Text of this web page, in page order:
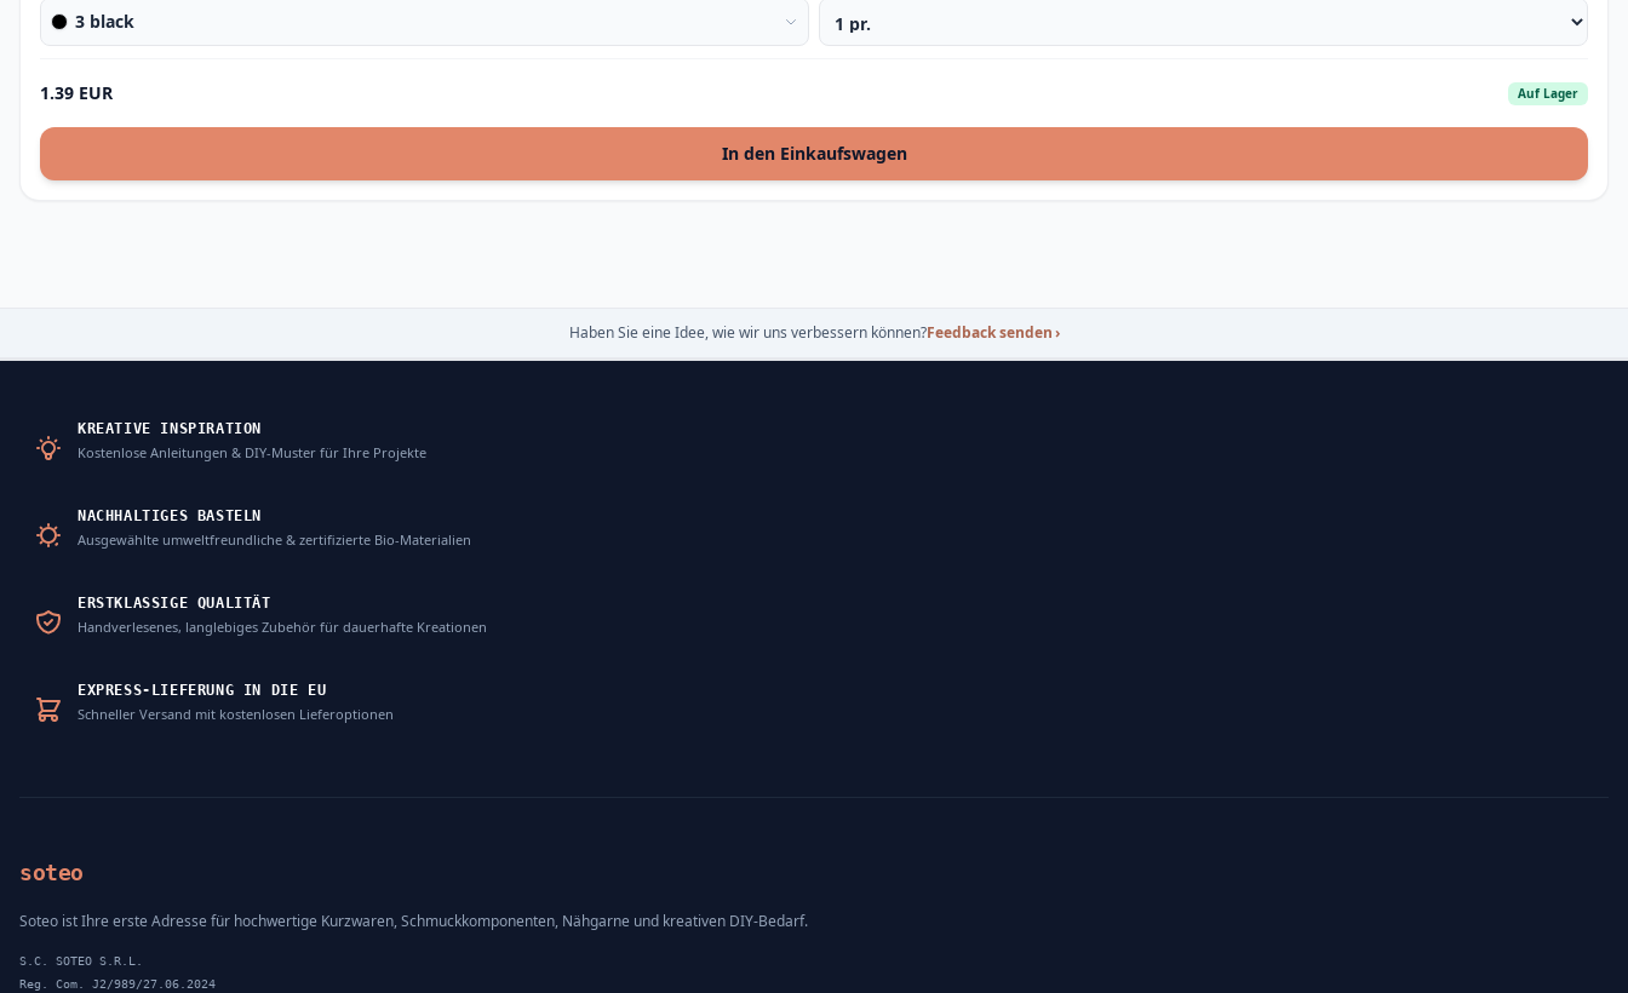
3 black
1.39 EUR Auf Lager
In den Einkaufswagen
Haben Sie eine Idee, wie wir uns verbessern können?Feedback senden›
KREATIVE INSPIRATION
Kostenlose Anleitungen & DIY-Muster für Ihre Projekte
NACHHALTIGES BASTELN
Ausgewählte umweltfreundliche & zertifizierte Bio-Materialien
ERSTKLASSIGE QUALITÄT
Handverlesenes, langlebiges Zubehör für dauerhafte Kreationen
EXPRESS-LIEFERUNG IN DIE EU
Schneller Versand mit kostenlosen Lieferoptionen
soteo
Soteo ist Ihre erste Adresse für hochwertige Kurzwaren, Schmuckkomponenten, Nähgarne und kreativen DIY-Bedarf.
S.C. SOTEO S.R.L.
Reg. Com. J2/989/27.06.2024